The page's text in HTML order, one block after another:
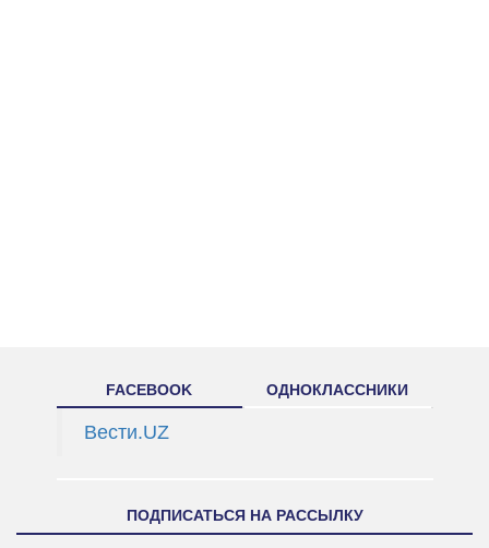
FACEBOOK ОДНОКЛАССНИКИ
Вести.UZ
ПОДПИСАТЬСЯ НА РАССЫЛКУ